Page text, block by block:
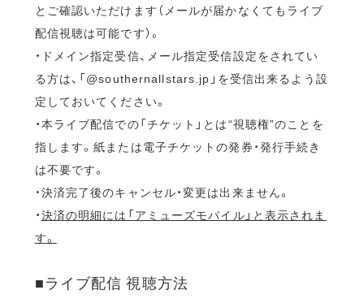
とご確認いただけます（メールが届かなくてもライブ
配信視聴は可能です）。
・ドメイン指定受信、メール指定受信設定をされてい
る方は、「@southernallstars.jp」を受信出来るよう設
定しておいてください。
・本ライブ配信での「チケット」とは“視聴権”のことを
指します。紙または電子チケットの発券・発行手続き
は不要です。
・決済完了後のキャンセル・変更は出来ません。
・決済の明細には「アミューズモバイル」と表示されま
す。
■ライブ配信 視聴方法